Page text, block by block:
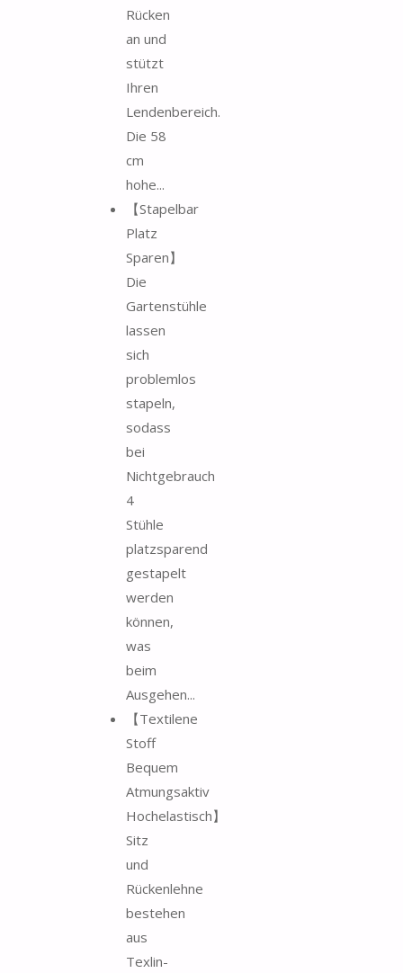
Rücken
an und
stützt
Ihren
Lendenbereich.
Die 58
cm
hohe...
【Stapelbar
Platz
Sparen】
Die
Gartenstühle
lassen
sich
problemlos
stapeln,
sodass
bei
Nichtgebrauch
4
Stühle
platzsparend
gestapelt
werden
können,
was
beim
Ausgehen...
【Textilene
Stoff
Bequem
Atmungsaktiv
Hochelastisch】
Sitz
und
Rückenlehne
bestehen
aus
Texlin-